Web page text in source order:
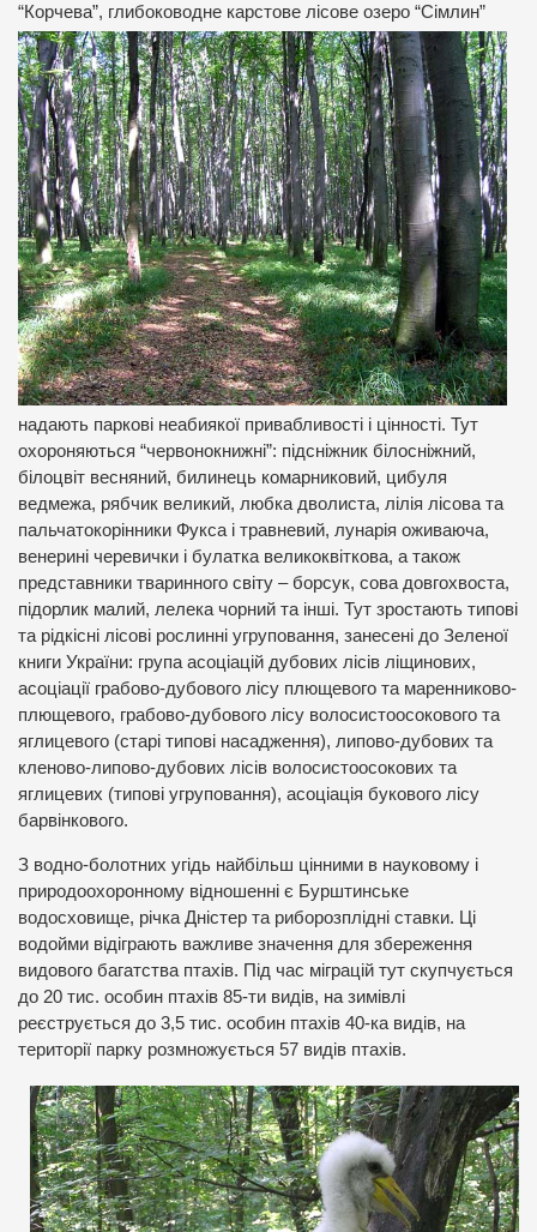
“Корчева”, глибоководне карстове лісове озеро “Сімлин”
надають паркові неабиякої привабливості і цінності. Тут
охороняються “червонокнижні”: підсніжник білосніжний,
білоцвіт весняний, билинець комарниковий, цибуля
ведмежа, рябчик великий, любка дволиста, лілія лісова та
пальчатокорінники Фукса і травневий, лунарія оживаюча,
венерині черевички і булатка великоквіткова, а також
представники тваринного світу – борсук, сова довгохвоста,
підорлик малий, лелека чорний та інші. Тут зростають типові
та рідкісні лісові рослинні угруповання, занесені до Зеленої
книги України: група асоціацій дубових лісів ліщинових,
асоціації грабово-дубового лісу плющевого та маренниково-
плющевого, грабово-дубового лісу волосистоосокового та
яглицевого (старі типові насадження), липово-дубових та
кленово-липово-дубових лісів волосистоосокових та
яглицевих (типові угруповання), асоціація букового лісу
барвінкового.
З водно-болотних угідь найбільш цінними в науковому і
природоохоронному відношенні є Бурштинське
водосховище, річка Дністер та риборозплідні ставки. Ці
водойми відіграють важливе значення для збереження
видового багатства птахів. Під час міграцій тут скупчується
до 20 тис. особин птахів 85-ти видів, на зимівлі
реєструється до 3,5 тис. особин птахів 40-ка видів, на
території парку розмножується 57 видів птахів.